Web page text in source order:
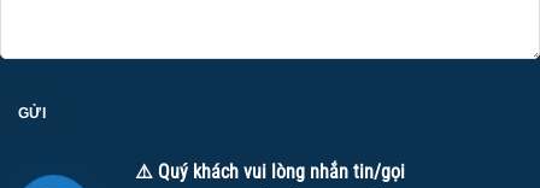
⚠️ Quý khách vui lòng nhắn tin/gọi